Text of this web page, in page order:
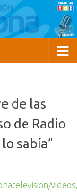
de las
de Radio
sabía”